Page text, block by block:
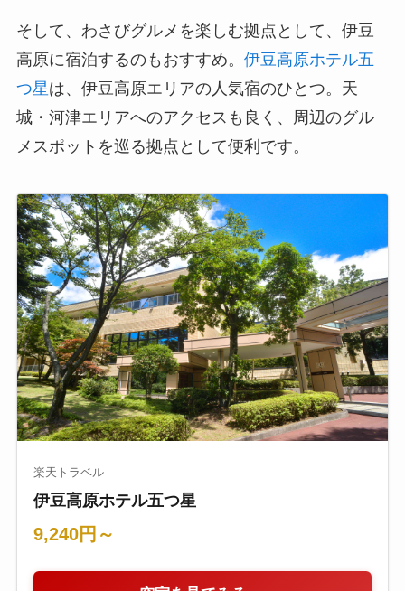
そして、わさびグルメを楽しむ拠点として、伊豆
高原に宿泊するのもおすすめ。 伊豆高原ホテル五
つ星は、伊豆高原エリアの人気宿のひとつ。天
城・河津エリアへのアクセスも良く、周辺のグル
メスポットを巡る拠点として便利です。
楽天トラベル
伊豆高原ホテル五つ星
9,240円～